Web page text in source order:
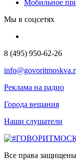
Мобильное
Мы в соцсетях
8 (495) 950-62-26
Реклама на радио
Города вещания
Наши слушатели
Все права